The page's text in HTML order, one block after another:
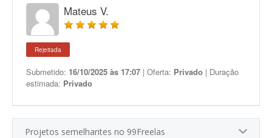
Mateus V.
Rejeitada
Submetido: 16/10/2025 às 17:07 | Oferta: Privado | Duração
estimada: Privado
Projetos semelhantes no 99Freelas